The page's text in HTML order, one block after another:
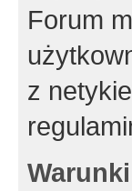
Forum
z